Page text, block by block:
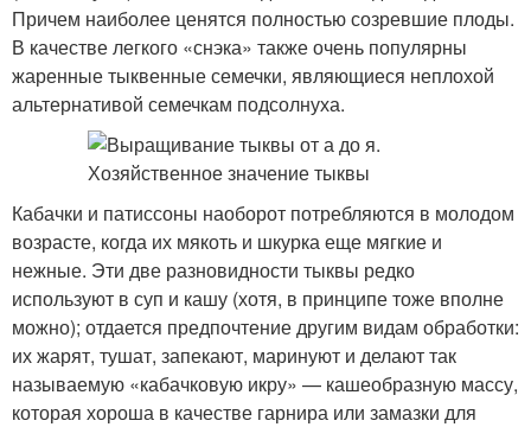
Причем наиболее ценятся полностью созревшие плоды.
В качестве легкого «снэка» также очень популярны
жаренные тыквенные семечки, являющиеся неплохой
альтернативой семечкам подсолнуха.
Кабачки и патиссоны наоборот потребляются в молодом
возрасте, когда их мякоть и шкурка еще мягкие и
нежные. Эти две разновидности тыквы редко
используют в суп и кашу (хотя, в принципе тоже вполне
можно); отдается предпочтение другим видам обработки:
их жарят, тушат, запекают, маринуют и делают так
называемую «кабачковую икру» — кашеобразную массу,
которая хороша в качестве гарнира или замазки для